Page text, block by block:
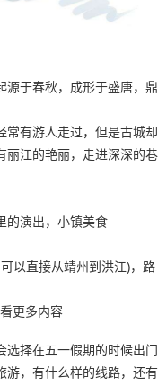
源于春秋，成形于盛唐，鼎
常有游人走过，但是古城却
丽江的艳丽，走进深深的巷
的演出，小镇美食
以直接从靖州到洪江)，路
更多内容
选择在五一假期的时候出门
游，有什么样的线路，还有